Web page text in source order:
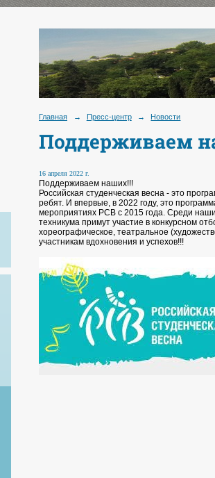
Главная → Пресс-центр → Новости
Поддерживаем
16 апреля 2022 г.
Поддерживаем наших!!!
Российская студенческая весна - это
ребят. И впервые, в 2022 году, это
мероприятиях РСВ с 2015 года. Среди
техникума примут участие в конкурсном
хореографическое, театральное
участникам вдохновения и успехов!!!